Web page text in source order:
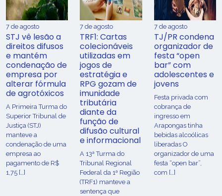
7 de agosto
STJ vê lesão a
direitos difusos
e mantém
condenação de
empresa por
alterar fórmula
de agrotóxicos
​A Primeira Turma do
Superior Tribunal de
Justiça (STJ)
manteve a
condenação de uma
empresa ao
pagamento de R$
1,75 […]
7 de agosto
TRF1: Cartas
colecionáveis
utilizadas em
jogos de
estratégia e
RPG gozam de
imunidade
tributária
diante da
função de
difusão cultural
e informacional
A 13ª Turma do
Tribunal Regional
Federal da 1ª Região
(TRF1) manteve a
sentença que
7 de agosto
TJ/PR condena
organizador de
festa “open
bar” com
adolescentes e
jovens
Festa privada com
cobrança de
ingresso em
Arapongas tinha
bebidas alcoólicas
liberadas O
organizador de uma
festa “open bar”,
com […]